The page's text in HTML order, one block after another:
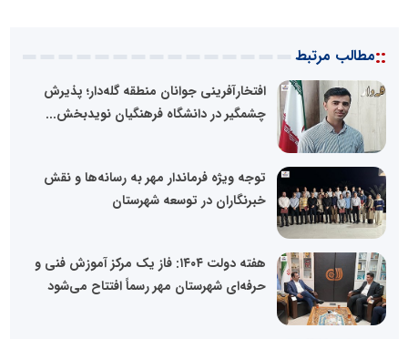
::مطالب مرتبط
افتخارآفرینی جوانان منطقه گله‌دار؛ پذیرش
چشمگیر در دانشگاه فرهنگیان نویدبخش...
توجه ویژه فرماندار مهر به رسانه‌ها و نقش
خبرنگاران در توسعه شهرستان
هفته دولت ۱۴۰۴: فاز یک مرکز آموزش فنی و
حرفه‌ای شهرستان مهر رسماً افتتاح می‌شود